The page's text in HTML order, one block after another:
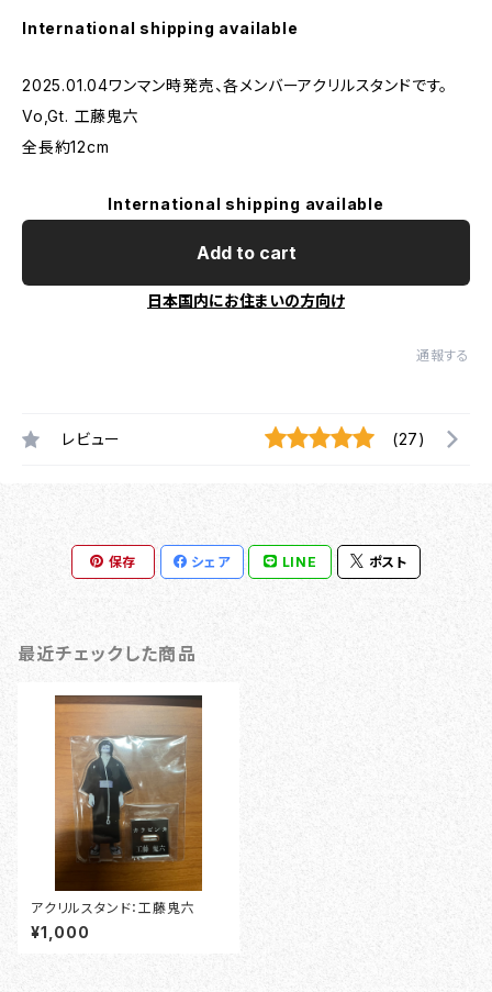
International shipping available
2025.01.04ワンマン時発売、各メンバーアクリルスタンドです。
Vo,Gt. 工藤鬼六
全長約12cm
International shipping available
Add to cart
日本国内にお住まいの方向け
通報する
レビュー (27)
保存 シェア LINE ポスト
最近チェックした商品
アクリルスタンド：工藤鬼六
¥1,000